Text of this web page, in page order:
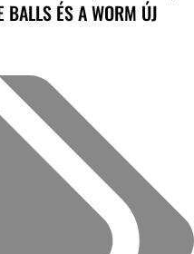
BALLS ÉS A WORM ÚJ